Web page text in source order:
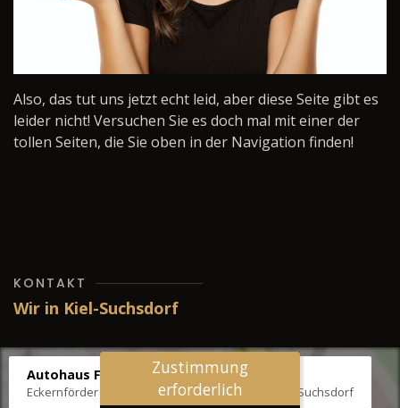
Also, das tut uns jetzt echt leid, aber diese Seite gibt es
leider nicht! Versuchen Sie es doch mal mit einer der
tollen Seiten, die Sie oben in der Navigation finden!
KONTAKT
Wir in Kiel-Suchsdorf
Autohaus Fräter
Eckernförder Str. /Klausbrooker Weg 1, 24107 Kiel-Suchsdorf
Zustimmung
erforderlich